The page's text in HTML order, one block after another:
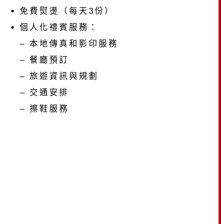
免費熨燙（每天3份）
個人化禮賓服務：
– 本地傳真和影印服務
– 餐廳預訂
– 旅遊資訊與規劃
– 交通安排
– 擦鞋服務